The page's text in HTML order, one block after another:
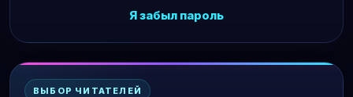
Я забыл пароль
ВЫБОР ЧИТАТЕЛЕЙ